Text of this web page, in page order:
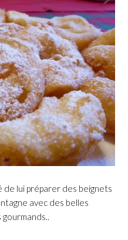
de lui préparer des beignets
avec des belles
gourmands..